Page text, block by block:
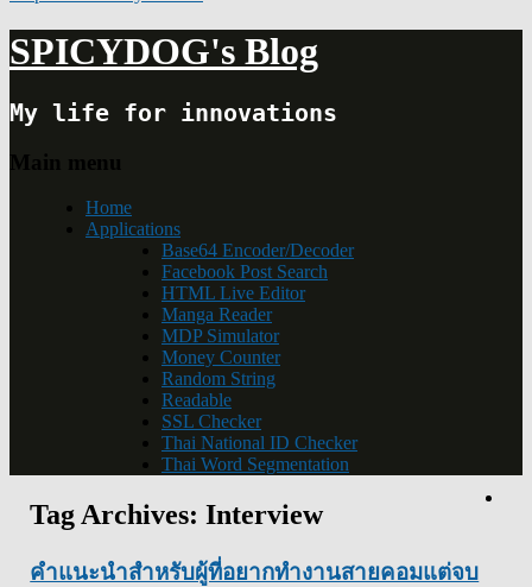
SPICYDOG's Blog
My life for innovations
Main menu
Home
Applications
Base64 Encoder/Decoder
Facebook Post Search
HTML Live Editor
Manga Reader
MDP Simulator
Money Counter
Random String
Readable
SSL Checker
Thai National ID Checker
Thai Word Segmentation
Tag Archives:Interview
คำแนะนำสำหรับผู้ที่อยากทำงานสายคอมแต่จบ